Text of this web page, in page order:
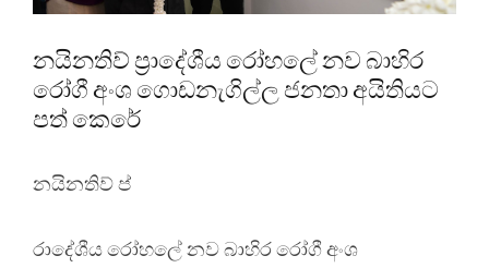
නයිනතිව් ප්‍රාදේශීය රෝහලේ නව බාහිර
රෝගී අංශ ගොඩනැගිල්ල ජනතා අයිතියට
පත් කෙරේ
නයිනතිව් ප්
රාදේශීය රෝහලේ නව බාහිර රෝගී අංශ